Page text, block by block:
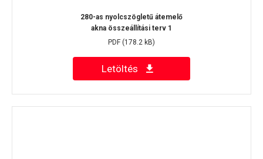
280-as nyolcszögletű átemelő
akna összeállítási terv 1
PDF (178.2 kB)
Letöltés